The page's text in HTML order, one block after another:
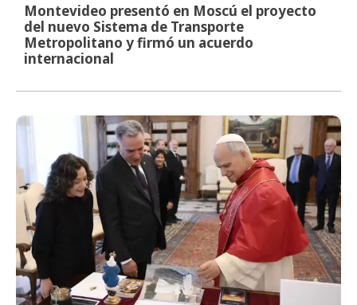
Montevideo presentó en Moscú el proyecto
del nuevo Sistema de Transporte
Metropolitano y firmó un acuerdo
internacional